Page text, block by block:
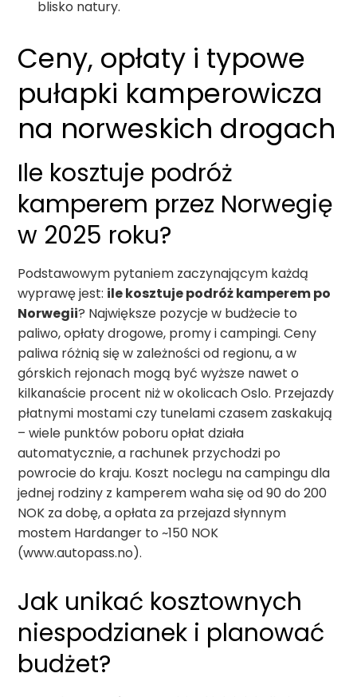
blisko natury.
Ceny, opłaty i typowe
pułapki kamperowicza
na norweskich drogach
Ile kosztuje podróż
kamperem przez Norwegię
w 2025 roku?
Podstawowym pytaniem zaczynającym każdą
wyprawę jest: ile kosztuje podróż kamperem po
Norwegii? Największe pozycje w budżecie to
paliwo, opłaty drogowe, promy i campingi. Ceny
paliwa różnią się w zależności od regionu, a w
górskich rejonach mogą być wyższe nawet o
kilkanaście procent niż w okolicach Oslo. Przejazdy
płatnymi mostami czy tunelami czasem zaskakują
– wiele punktów poboru opłat działa
automatycznie, a rachunek przychodzi po
powrocie do kraju. Koszt noclegu na campingu dla
jednej rodziny z kamperem waha się od 90 do 200
NOK za dobę, a opłata za przejazd słynnym
mostem Hardanger to ~150 NOK
(www.autopass.no).
Jak unikać kosztownych
niespodzianek i planować
budżet?